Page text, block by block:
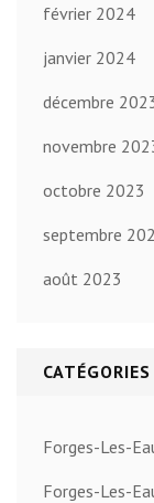
février 2024
janvier 2024
décembre
novembre
octobre 2023
septembre
août 2023
CATÉGORIES
Forges-Les-
Forges-Les-